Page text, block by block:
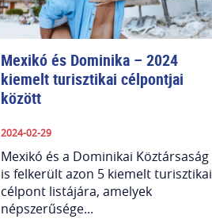
Mexikó és Dominika – 2024
kiemelt turisztikai célpontjai
között
2024-02-29
Mexikó és a Dominikai Köztársaság
is felkerült azon 5 kiemelt turisztikai
célpont listájára, amelyek
népszerűsége...